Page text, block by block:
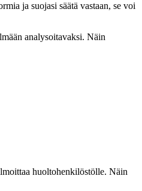
ja suojasi säätä vastaan, se voi
analysoitavaksi. Näin
huoltohenkilöstölle. Näin